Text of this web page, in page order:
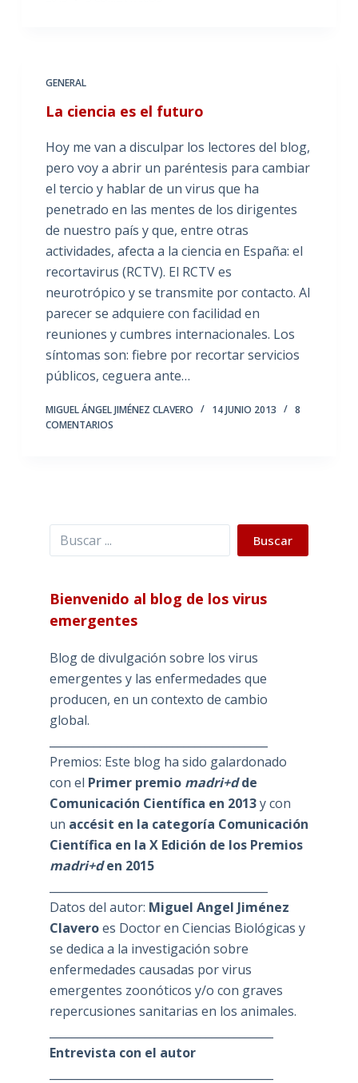
GENERAL
La ciencia es el futuro
Hoy me van a disculpar los lectores del blog,
pero voy a abrir un paréntesis para cambiar
el tercio y hablar de un virus que ha
penetrado en las mentes de los dirigentes
de nuestro país y que, entre otras
actividades, afecta a la ciencia en España: el
recortavirus (RCTV). El RCTV es
neurotrópico y se transmite por contacto. Al
parecer se adquiere con facilidad en
reuniones y cumbres internacionales. Los
síntomas son: fiebre por recortar servicios
públicos, ceguera ante…
MIGUEL ÁNGEL JIMÉNEZ CLAVERO 14 JUNIO 2013
8
COMENTARIOS
Buscar Buscar
Bienvenido al blog de los virus
emergentes
Blog de divulgación sobre los virus
emergentes y las enfermedades que
producen, en un contexto de cambio
global.
Premios: Este blog ha sido galardonado
con el Primer premio madri+dde
Comunicación Científica en 2013y con
un accésit en la categoría Comunicación
Científica en la X Edición de los Premios
madri+den 2015
Datos del autor: Miguel Angel Jiménez
Claveroes Doctor en Ciencias Biológicas y
se dedica a la investigación sobre
enfermedades causadas por virus
emergentes zoonóticos y/o con graves
repercusiones sanitarias en los animales.
Entrevista con el autor